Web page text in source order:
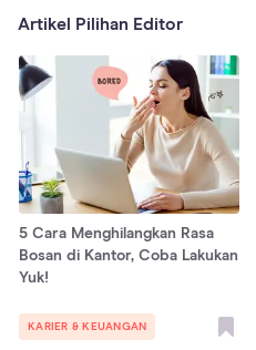
Artikel Pilihan Editor
5 Cara Menghilangkan Rasa
Bosan di Kantor, Coba Lakukan
Yuk!
KARIER & KEUANGAN